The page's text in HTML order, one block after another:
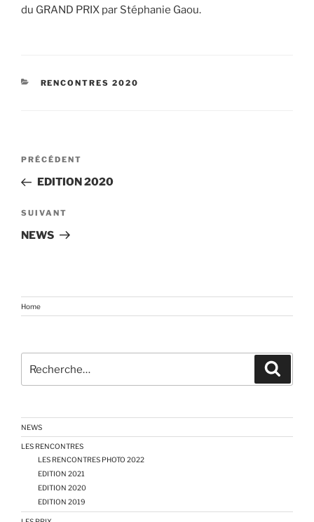
du GRAND PRIX par Stéphanie Gaou.
CATÉGORIES
RENCONTRES 2020
Navigation
l’article
Article
précédent
PRÉCÉDENT
EDITION 2020
Article
suivant
SUIVANT
NEWS
Home
pour
NEWS
LES RENCONTRES
LES RENCONTRES PHOTO 2022
EDITION 2021
EDITION 2020
EDITION 2019